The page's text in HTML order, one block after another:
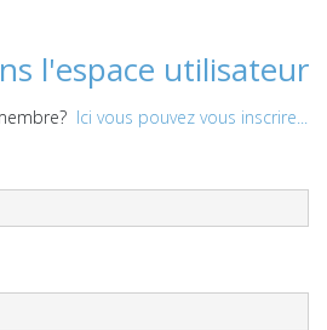
l'espace utilisateur
Ici vous pouvez vous inscrire...